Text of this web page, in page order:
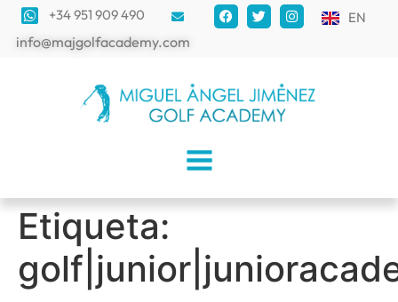
+34 951 909 490
info@majgolfacademy.com
EN
Etiqueta: